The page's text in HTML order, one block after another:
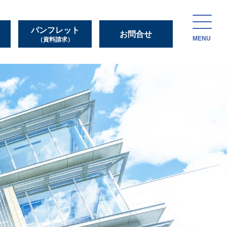
パンフレット
（資料請求）
お問合せ
MENU